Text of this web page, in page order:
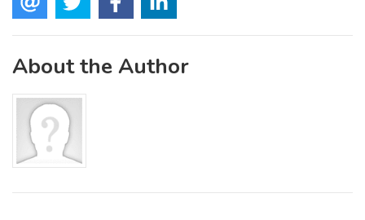
About the Author